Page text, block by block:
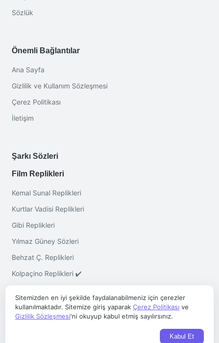
Sözlük
Önemli Bağlantılar
Ana Sayfa
Gizlilik ve Kullanım Sözleşmesi
Çerez Politikası
İletişim
Şarkı Sözleri
Film Replikleri
Kemal Sunal Replikleri
Kurtlar Vadisi Replikleri
Gibi Replikleri
Yılmaz Güney Sözleri
Behzat Ç. Replikleri
Kolpaçino Replikleri ✔️
- Her Hakkı Saklıdır
Sitemizden en iyi şekilde faydalanabilmeniz için çerezler
kullanılmaktadır. Sitemize giriş yaparak Çerez Politikası ve
Gizlilik Sözleşmesi'ni okuyup kabul etmiş sayılırsınız.
Kabul Et